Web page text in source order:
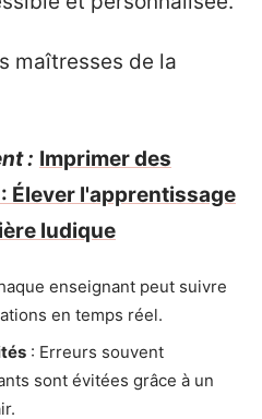
maîtresses de la
: Imprimer des
Élever l'apprentissage
ludique
enseignant peut suivre
en temps réel.
: Erreurs souvent
sont évitées grâce à un